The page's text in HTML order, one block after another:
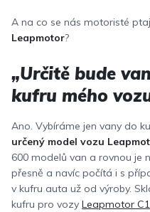
A na co se nás motoristé
Leapmotor?
„Určitě bude
kufru mého
Ano. Vybíráme jen vany do
určený model vozu
600 modelů van a rovnou je
přesně a navíc počítá i s
v kufru auta už od výroby.
kufru pro vozy Leapmotor